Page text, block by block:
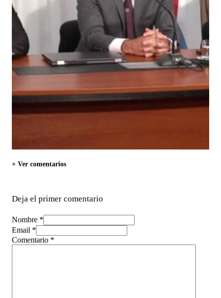
+ Ver comentarios
Deja el primer comentario
Nombre *
Email *
Comentario *